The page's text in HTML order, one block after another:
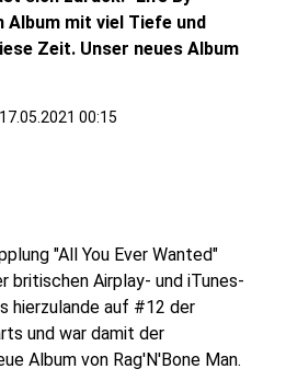
Album mit viel Tiefe und
Zeit. Unser neues Album
00:15
"All You Ever Wanted"
britischen Airplay- und iTunes-
hierzulande auf #12 der
und war damit der
Album von Rag'N'Bone Man.